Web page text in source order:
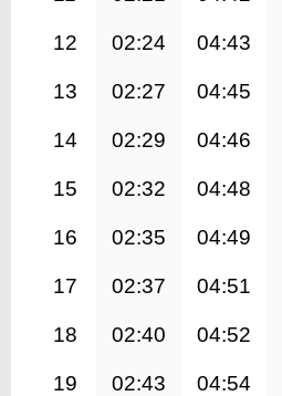
12 02:24 04:43
13 02:27 04:45
14 02:29 04:46
15 02:32 04:48
16 02:35 04:49
17 02:37 04:51
18 02:40 04:52
19 02:43 04:54